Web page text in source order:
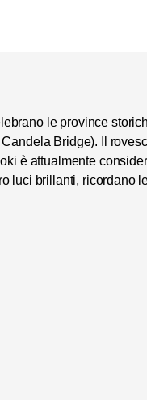
le province
Candela Bridge). Il
è attualmente
luci brillanti, ricordano